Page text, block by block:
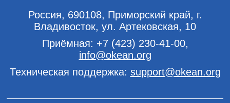
Россия, 690108, Приморский край, г.
Владивосток, ул. Артековская, 10
Приёмная: +7 (423) 230-41-00,
info@okean.org
Техническая поддержка: support@okean.org